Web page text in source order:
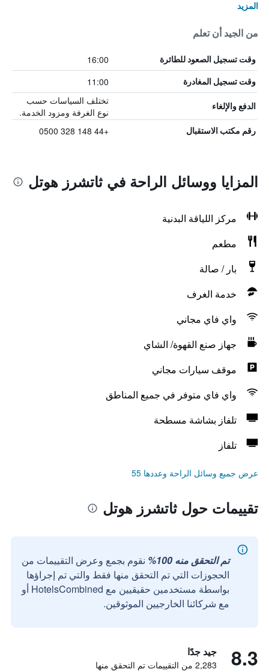
المزيد
من الجيد أن تعلم
وقت تسجيل الصعود للطائرة 16:00
وقت تسجيل المغادرة 11:00
الدفع والإلغاء
تختلف السياسات حسب
نوع الغرفة ومزود الخدمة.
رقم مكتب الاستقبال +44 148 328 0500
المزايا ووسائل الراحة في ثاتشرز هوتل
مركز اللياقة البدنية
مطعم
بار / صالة
خدمة الغرف
واي فاي مجاني
جهاز صنع القهوة/ الشاي
موقف سيارات مجاني
واي فاي متوفر في جميع المناطق
تلفاز بشاشة مسطحة
تلفاز
عرض جميع وسائل الراحة وعددها 55
تقييمات حول ثاتشرز هوتل
تم التحقق منه 100%
نقوم بجمع وعرض التقييمات من
الحجوزات التي تم التحقق منها فقط والتي تم إجراؤها
بواسطة مستخدمين حقيقيين مع HotelsCombined أو
مع شركائنا الخارجيين الموثوقين.
8.3 جيد جدًا
2,283 من التقييمات تم التحقق منها